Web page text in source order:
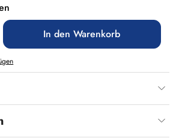
Gib den gewünschten Wert
In den Warenkorb